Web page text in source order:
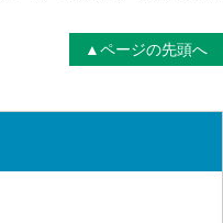
▲ページの先頭へ